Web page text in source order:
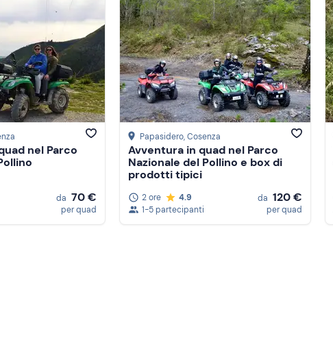
nel Parco
da 70 €
per quad
Papasidero, Cosenza
Avventura in quad nel Parco
Nazionale del Pollino e box di
prodotti tipici
2 ore
4.9
1-5 partecipanti
da 120 €
per quad